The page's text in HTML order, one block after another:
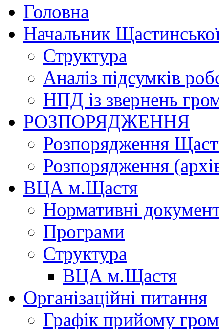
Головна
Начальник
Структура
Аналіз підсумків
НПД із звернень
РОЗПОРЯДЖЕННЯ
Розпорядження
Розпорядження
ВЦА м.Щастя
Нормативні
Програми
Структура
ВЦА м.Щастя
Організаційні питання
Графік прийому